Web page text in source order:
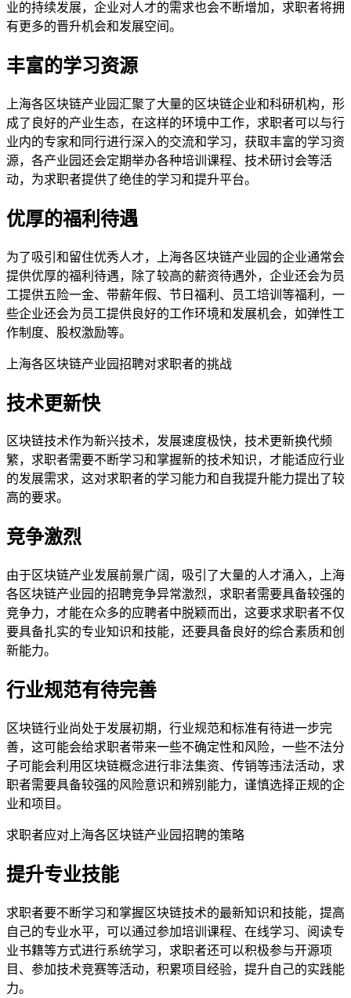
业的持续发展，企业对人才的需求也会不断增加，求职者将拥
有更多的晋升机会和发展空间。
丰富的学习资源
上海各区块链产业园汇聚了大量的区块链企业和科研机构，形
成了良好的产业生态，在这样的环境中工作，求职者可以与行
业内的专家和同行进行深入的交流和学习，获取丰富的学习资
源，各产业园还会定期举办各种培训课程、技术研讨会等活
动，为求职者提供了绝佳的学习和提升平台。
优厚的福利待遇
为了吸引和留住优秀人才，上海各区块链产业园的企业通常会
提供优厚的福利待遇，除了较高的薪资待遇外，企业还会为员
工提供五险一金、带薪年假、节日福利、员工培训等福利，一
些企业还会为员工提供良好的工作环境和发展机会，如弹性工
作制度、股权激励等。
上海各区块链产业园招聘对求职者的挑战
技术更新快
区块链技术作为新兴技术，发展速度极快，技术更新换代频
繁，求职者需要不断学习和掌握新的技术知识，才能适应行业
的发展需求，这对求职者的学习能力和自我提升能力提出了较
高的要求。
竞争激烈
由于区块链产业发展前景广阔，吸引了大量的人才涌入，上海
各区块链产业园的招聘竞争异常激烈，求职者需要具备较强的
竞争力，才能在众多的应聘者中脱颖而出，这要求求职者不仅
要具备扎实的专业知识和技能，还要具备良好的综合素质和创
新能力。
行业规范有待完善
区块链行业尚处于发展初期，行业规范和标准有待进一步完
善，这可能会给求职者带来一些不确定性和风险，一些不法分
子可能会利用区块链概念进行非法集资、传销等违法活动，求
职者需要具备较强的风险意识和辨别能力，谨慎选择正规的企
业和项目。
求职者应对上海各区块链产业园招聘的策略
提升专业技能
求职者要不断学习和掌握区块链技术的最新知识和技能，提高
自己的专业水平，可以通过参加培训课程、在线学习、阅读专
业书籍等方式进行系统学习，求职者还可以积极参与开源项
目、参加技术竞赛等活动，积累项目经验，提升自己的实践能
力。